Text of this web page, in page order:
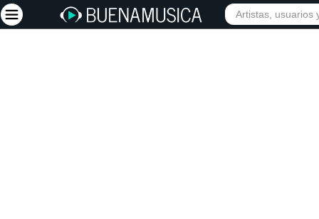
INICIO ARTISTAS